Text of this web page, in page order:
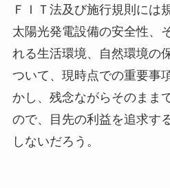
ＦＩＴ法及び施行規則には
太陽光発電設備の安全性、
れる生活環境、自然環境の
ついて、現時点での重要事
かし、残念ながらそのまま
ので、目先の利益を追求す
しないだろう。